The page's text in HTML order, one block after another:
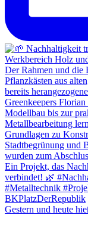
Gestern und heute